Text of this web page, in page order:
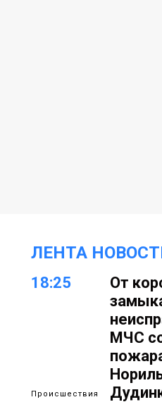
ЛЕНТА
18:25
Происшествия
От
МЧС